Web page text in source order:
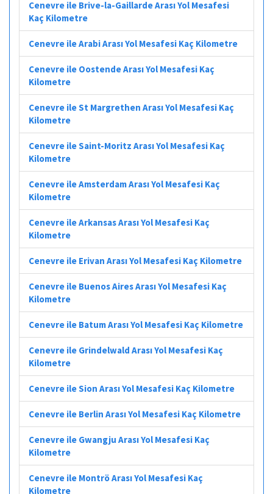
Cenevre ile Brive-la-Gaillarde Arası Yol Mesafesi
Kaç Kilometre
Cenevre ile Arabi Arası Yol Mesafesi Kaç Kilometre
Cenevre ile Oostende Arası Yol Mesafesi Kaç
Kilometre
Cenevre ile St Margrethen Arası Yol Mesafesi Kaç
Kilometre
Cenevre ile Saint-Moritz Arası Yol Mesafesi Kaç
Kilometre
Cenevre ile Amsterdam Arası Yol Mesafesi Kaç
Kilometre
Cenevre ile Arkansas Arası Yol Mesafesi Kaç
Kilometre
Cenevre ile Erivan Arası Yol Mesafesi Kaç Kilometre
Cenevre ile Buenos Aires Arası Yol Mesafesi Kaç
Kilometre
Cenevre ile Batum Arası Yol Mesafesi Kaç Kilometre
Cenevre ile Grindelwald Arası Yol Mesafesi Kaç
Kilometre
Cenevre ile Sion Arası Yol Mesafesi Kaç Kilometre
Cenevre ile Berlin Arası Yol Mesafesi Kaç Kilometre
Cenevre ile Gwangju Arası Yol Mesafesi Kaç
Kilometre
Cenevre ile Montrö Arası Yol Mesafesi Kaç
Kilometre